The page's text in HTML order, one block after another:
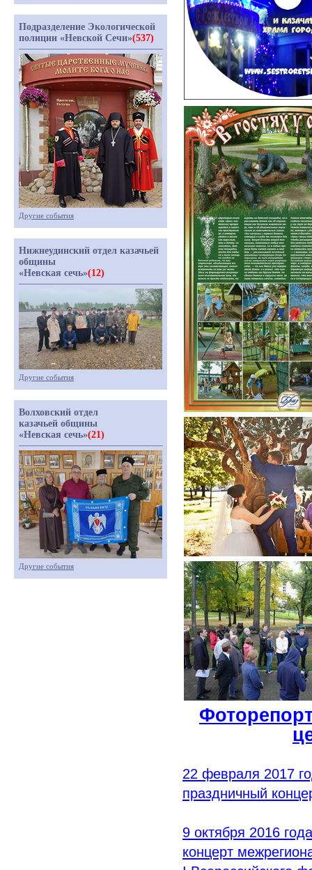
22 февраля 2017
праздничный
9 октября 2016
концерт
Подразделение Экологической
полиции «Невской Сечи»(537)
Другие события
Нижнеудинский отдел казачьей
общины
«Невская сечь»(12)
Другие события
Волховский отдел
казачьей общины
«Невская сечь»(21)
Другие события